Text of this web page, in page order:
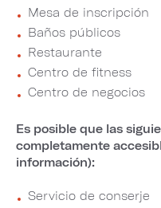
Mesa de inscripción
Baños públicos
Restaurante
Centro de fitness
Centro de negocios
Es posible que las
completamente
información):
Servicio de conserje